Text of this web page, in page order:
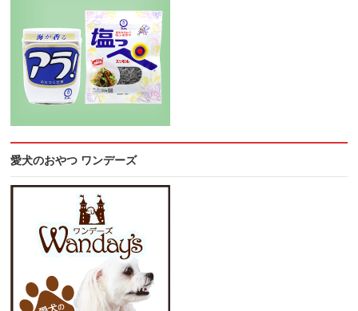
愛犬のおやつ ワンデーズ